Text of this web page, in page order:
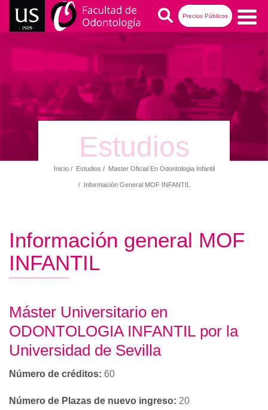
Pasar
Precios Públicos
Buscar
Navegación
Estudios
Inicio Estudios Master Oficial En Odontologia Infantil
Información General MOF INFANTIL
Información general MOF
INFANTIL
Máster Universitario en
ODONTOLOGIA INFANTIL por la
Universidad de Sevilla
Número de créditos: 60
Número de Plazas de nuevo ingreso: 20